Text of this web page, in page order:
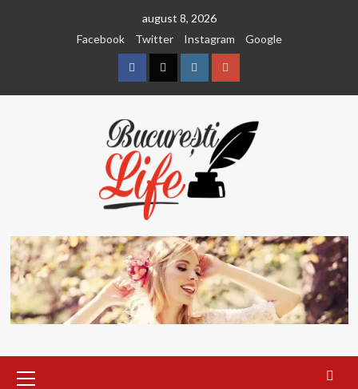
august 8, 2026
Facebook
Twitter Instagram Google
FacebookTwitterInstagramGoogle
principal